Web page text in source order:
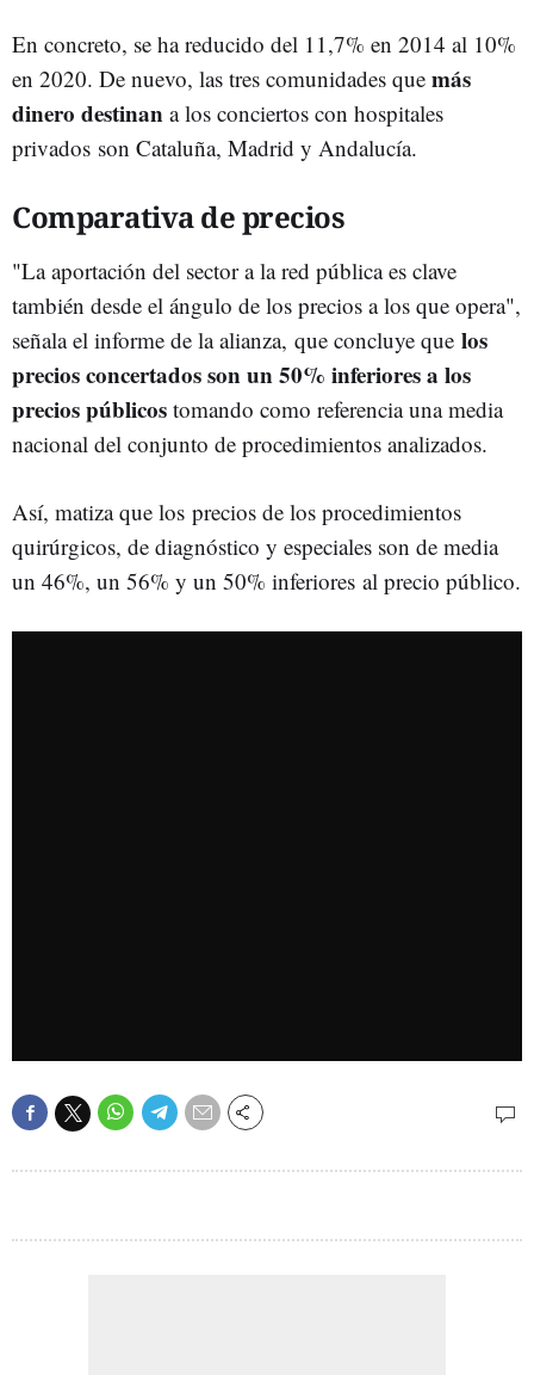
En concreto, se ha reducido del 11,7% en 2014 al 10%
en 2020. De nuevo, las tres comunidades que más
dinero destinan a los conciertos con hospitales
privados son Cataluña, Madrid y Andalucía.
Comparativa de precios
"La aportación del sector a la red pública es clave
también desde el ángulo de los precios a los que opera",
señala el informe de la alianza, que concluye que los
precios concertados son un 50% inferiores a los
precios públicos tomando como referencia una media
nacional del conjunto de procedimientos analizados.
Así, matiza que los precios de los procedimientos
quirúrgicos, de diagnóstico y especiales son de media
un 46%, un 56% y un 50% inferiores al precio público.